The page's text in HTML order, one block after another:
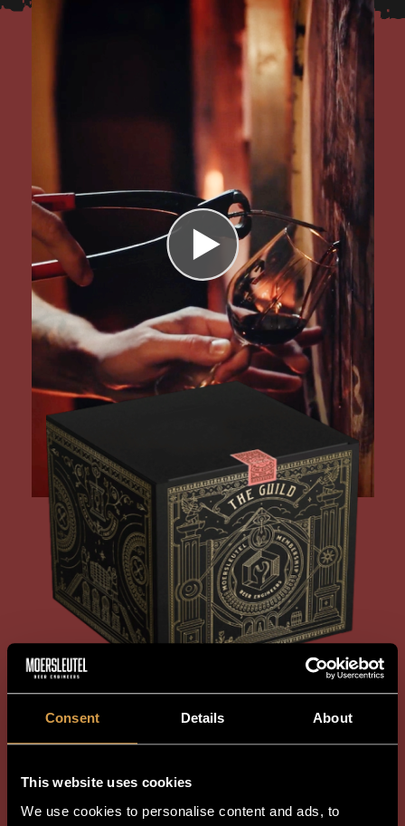
Consent Details About
This website uses cookies
We use cookies to personalise content and ads, to